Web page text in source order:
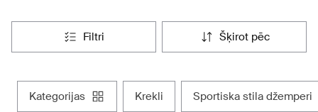
filtri šķirot pēc
kategorijas krekli sportiska stila džemperi